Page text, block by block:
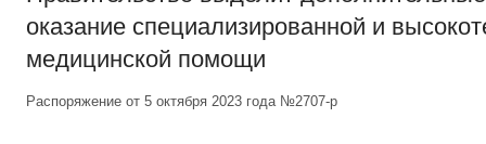
оказание специализированной и
медицинской помощи
Распоряжение от 5 октября 2023 года №2707-р